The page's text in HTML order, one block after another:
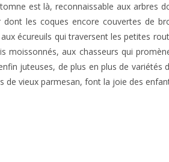
est là, reconnaissable aux arbres
dont les coques encore couvertes de
écureuils qui traversent les petites
moissonnés, aux chasseurs qui
juteuses, de plus en plus de
de vieux parmesan, font la joie des